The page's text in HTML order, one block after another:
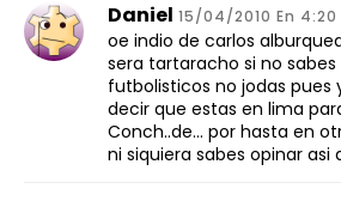
Daniel 15/04/2010 En 4:20
oe indio de carlos
sera tartaracho si no
futbolisticos no jodas pues
decir que estas en lima
Conch..de… por hasta en
ni siquiera sabes opinar